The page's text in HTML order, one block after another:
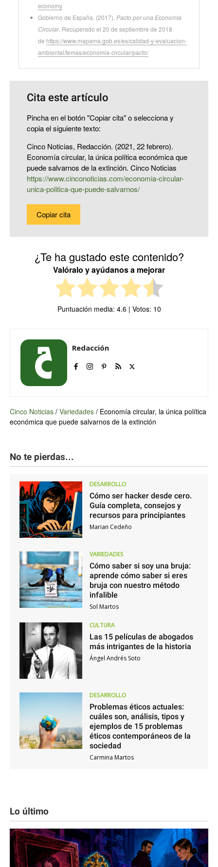
economy
Gobierno de España. (2017). Pacto por una Economía
Circular. Recuperado el 20 de septiembre de 2018
de https://www.mapama.gob.es/es/calidad-y-evaluacion-
ambiental/temas/economia-circular/pacto/
Cita este artículo
Pincha en el botón "Copiar cita" o selecciona y
copia el siguiente texto:
Cinco Noticias, Redacción. (2021, 22 febrero).
Economía circular, la única política económica que
puede salvarnos de la extinción. Cinco Noticias
https://www.cinconoticias.com/economia-circular-
unica-politica-que-puede-salvarnos/
Copiar cita
¿Te ha gustado este contenido?
Valóralo y ayúdanos a mejorar
Puntuación media: 4.6| Votos: 10
Redacción
Cinco Noticias / Variedades / Economía circular, la única política
económica que puede salvarnos de la extinción
No te pierdas...
DESARROLLO
Cómo ser hacker desde cero.
Guía completa, consejos y
recursos para principiantes
Marian Cedeño
VARIEDADES
Cómo saber si soy una bruja:
aprende cómo saber si eres
bruja con nuestro método
infalible
Sol Martos
CULTURA
Las 15 películas de abogados
más intrigantes de la historia
Ángel Andrés Soto
DESARROLLO
Problemas éticos actuales:
cuáles son, análisis, tipos y
ejemplos de 15 problemas
éticos contemporáneos de la
sociedad
Carmina Martos
Lo último